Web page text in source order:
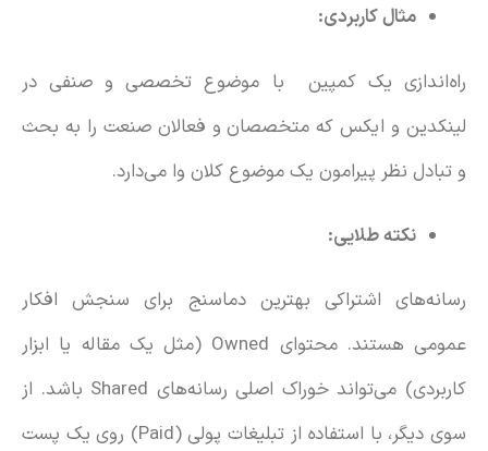
مثال‌ کاربردی:
راه‌اندازی یک کمپین‌‌ با موضوع تخصصی و صنفی در
لینکدین و ایکس که متخصصان و فعالان صنعت را به بحث
و تبادل نظر پیرامون یک موضوع کلان وا می‌دارد.
نکته طلایی:
رسانه‌های اشتراکی بهترین دماسنج برای سنجش افکار
عمومی هستند. محتوای Owned (مثل یک مقاله یا ابزار
کاربردی) می‌تواند خوراک اصلی رسانه‌های Shared باشد. از
سوی دیگر، با استفاده از تبلیغات پولی (Paid) روی یک پست